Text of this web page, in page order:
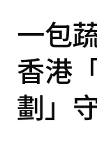
一包
香港
劃」